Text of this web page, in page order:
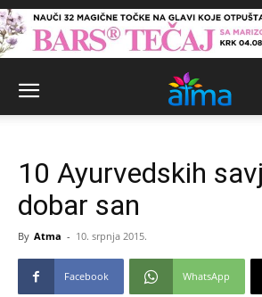
10 Ayurvedskih
dobar san
By Atma - 10. srpnja 2015.
Facebook WhatsApp